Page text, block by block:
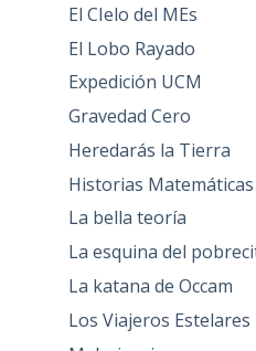
El CIelo del MEs
El Lobo Rayado
Expedición UCM
Gravedad Cero
Heredarás la Tierra
Historias Matemáticas
La bella teoría
La esquina del
La katana de Occam
Los Viajeros Estelares